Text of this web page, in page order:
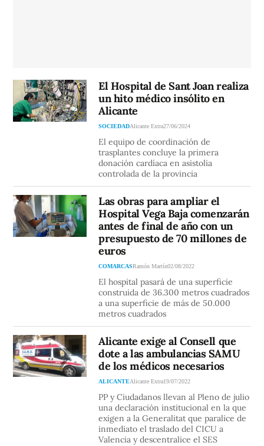
El Hospital de Sant Joan realiza
un hito médico insólito en
Alicante
SOCIEDADAlicante Extra27/06/2024
El equipo de coordinación de
trasplantes concluye la primera
donación cardíaca en asistolia
controlada de la provincia
Las obras para ampliar el
Hospital Vega Baja comenzarán
antes de final de año con un
presupuesto de 70 millones de
euros
COMARCASRamón Martín02/08/2022
El hospital pasará de una superficie
construida de 36.300 metros cuadrados
a una superficie de más de 50.000
metros cuadrados
Alicante exige al Consell que
dote a las ambulancias SAMU
de los médicos necesarios
ALICANTEAlicante Extra19/07/2022
PP y Ciudadanos llevan al Pleno de julio
una declaración institucional en la que
exigen a la Generalitat que paralice de
inmediato el traslado del CICU a
Valencia y descentralice el SES